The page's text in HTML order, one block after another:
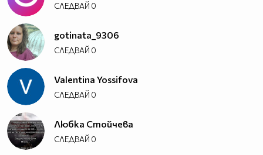
СЛЕДВАЙ 0
gotinata_9306
СЛЕДВАЙ 0
Valentina Yossifova
СЛЕДВАЙ 0
Любка Стойчева
СЛЕДВАЙ 0